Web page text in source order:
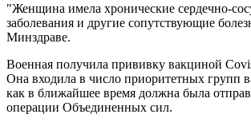
"Женщина имела хронические сердечно-
заболевания и другие сопутствующие
Минздраве.
Военная получила прививку вакциной
Она входила в число приоритетных групп
как в ближайшее время должна была
операции Объединенных сил.